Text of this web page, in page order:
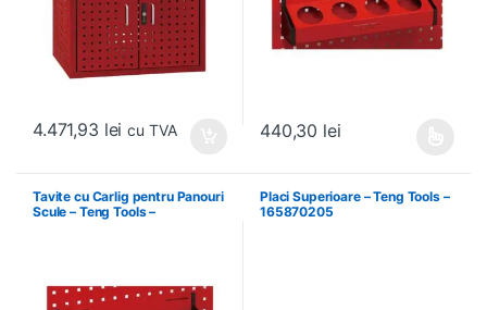
4.471,93 lei cu TVA 440,30 lei
Tavite cu Carlig pentru Panouri
Scule – Teng Tools –
Placi Superioare – Teng Tools –
165870205